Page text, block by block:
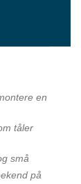
en
tåler
små
på